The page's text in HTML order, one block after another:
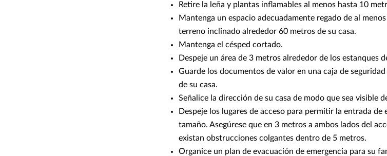
Retire la leña y plantas inflamables al menos hasta 10
Mantenga un espacio adecuadamente regado de al
terreno inclinado alrededor 60 metros de su casa.
Mantenga el césped cortado.
Despeje un área de 3 metros alrededor de los estanques
Guarde los documentos de valor en una caja de
de su casa.
Señalice la dirección de su casa de modo que sea visible
Despeje los lugares de acceso para permitir la entrada
tamaño. Asegúrese que en 3 metros a ambos lados del
existan obstrucciones colgantes dentro de 5 metros.
Organice un plan de evacuación de emergencia para su